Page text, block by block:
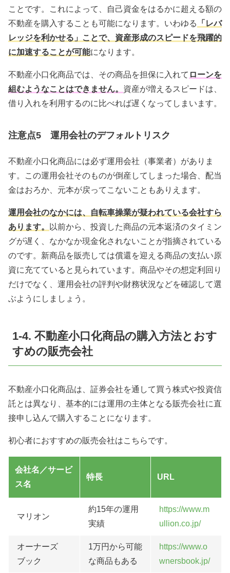
ことです。これによって、自己資金をはるかに超える額の
不動産を購入することも可能になります。いわゆる
「レバ
レッジを利かせる」ことで、資産形成のスピードを飛躍的
に加速することが可能になります。
不動産小口化商品では、その商品を担保に入れて ローンを
組むようなことはできません。 資産が増えるスピードは、
借り入れを利用するのに比べれば遅くなってしまいます。
注意点5 運用会社のデフォルトリスク
不動産小口化商品には必ず運用会社（事業者）がありま
す。この運用会社そのものが倒産してしまった場合、配当
金はおろか、元本が戻ってこないこともありえます。
運用会社のなかには、自転車操業が疑われている会社すら
あります。
以前から、投資した商品の元本返済のタイミン
グが遅く、なかなか現金化されないことが指摘されている
のです。新商品を販売しては償還を迎える商品の支払い原
資に充てていると見られています。商品やその想定利回り
だけでなく、運用会社の評判や財務状況などを確認して選
ぶようにしましょう。
1-4. 不動産小口化商品の購入方法とおす
すめの販売会社
不動産小口化商品は、証券会社を通して買う株式や投資信
託とは異なり、基本的には運用の主体となる販売会社に直
接申し込んで購入することになります。
初心者におすすめの販売会社はこちらです。
会社名／サービ
ス名
特長 URL
マリオン
約15年の運用
実績
https://www.m
ullion.co.jp/
オーナーズ
ブック
1万円から可能
な商品もある
https://www.o
wnersbook.jp/